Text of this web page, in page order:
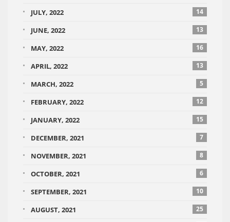
JULY, 2022 14
JUNE, 2022 13
MAY, 2022 16
APRIL, 2022 13
MARCH, 2022 5
FEBRUARY, 2022 12
JANUARY, 2022 15
DECEMBER, 2021 7
NOVEMBER, 2021 8
OCTOBER, 2021 6
SEPTEMBER, 2021 10
AUGUST, 2021 25